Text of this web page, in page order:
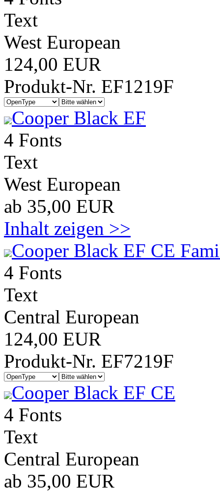
Text
West European
124,00 EUR
Produkt-Nr. EF1219F
Cooper Black EF
4 Fonts
Text
West European
ab 35,00 EUR
Inhalt zeigen >>
Cooper Black EF CE
4 Fonts
Text
Central European
124,00 EUR
Produkt-Nr. EF7219F
Cooper Black EF CE
4 Fonts
Text
Central European
ab 35,00 EUR